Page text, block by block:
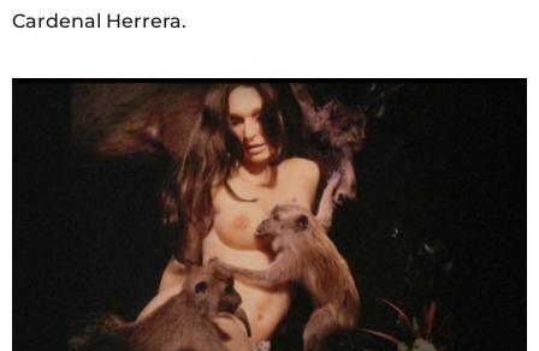
Cardenal Herrera.